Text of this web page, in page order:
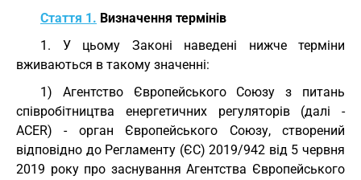
Стаття 1. Визначення термінів
1. У цьому Законі наведені нижче терміни
вживаються в такому значенні:
1) Агентство Європейського Союзу з питань
співробітництва енергетичних регуляторів (далі -
АСЕR) - орган Європейського Союзу, створений
відповідно до Регламенту (ЄС) 2019/942 від 5 червня
2019 року про заснування Агентства Європейського